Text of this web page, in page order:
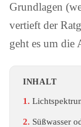
Grundlagen
vertieft der
geht es um die
INHALT
Süßwasser